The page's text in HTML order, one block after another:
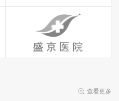
查看更多